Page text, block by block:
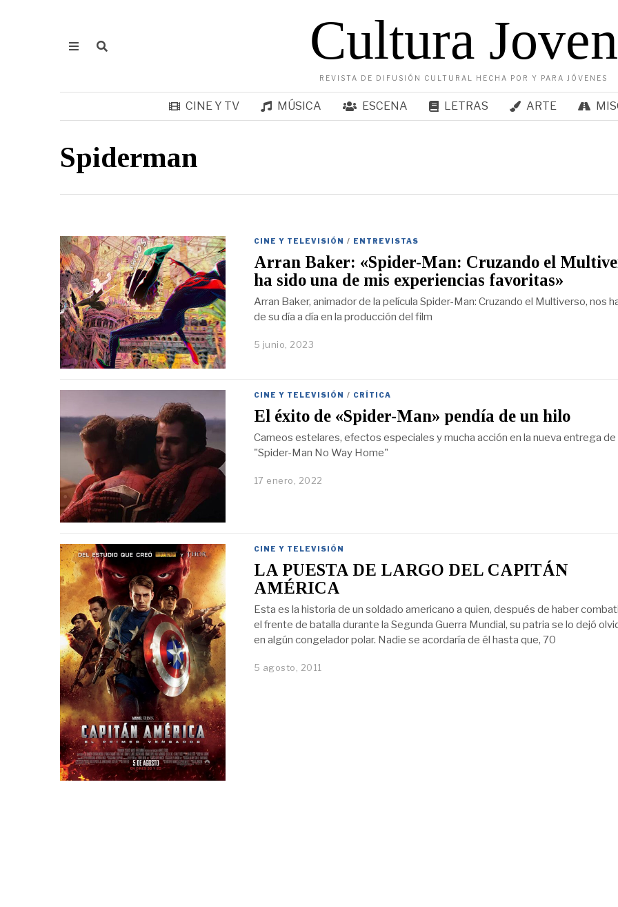
Cultura Joven
REVISTA DE DIFUSIÓN CULTURAL HECHA POR Y PARA JÓVENES
CINE Y TV MÚSICA ESCENA LETRAS ARTE
Spiderman
CINE Y TELEVISIÓN / ENTREVISTAS
Arran Baker: «Spider-Man: Cruzando el
ha sido una de mis experiencias favoritas»
Arran Baker, animador de la película Spider-Man: Cruzando el Multiverso, nos
de su día a día en la producción del film
5 junio, 2023
CINE Y TELEVISIÓN / CRÍTICA
El éxito de «Spider-Man» pendía de un hilo
Cameos estelares, efectos especiales y mucha acción en la nueva entrega de
"Spider-Man No Way Home"
17 enero, 2022
CINE Y TELEVISIÓN
LA PUESTA DE LARGO DEL CAPITÁN
AMÉRICA
Esta es la historia de un soldado americano a quien, después de haber
el frente de batalla durante la Segunda Guerra Mundial, su patria se lo dejó
en algún congelador polar. Nadie se acordaría de él hasta que, 70
5 agosto, 2011